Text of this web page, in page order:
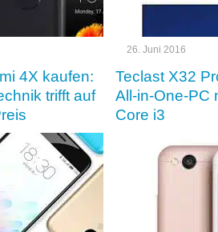
4X kaufen:
trifft auf
26. Juni 2016
Teclast X32
All-in-One-PC
Core i3